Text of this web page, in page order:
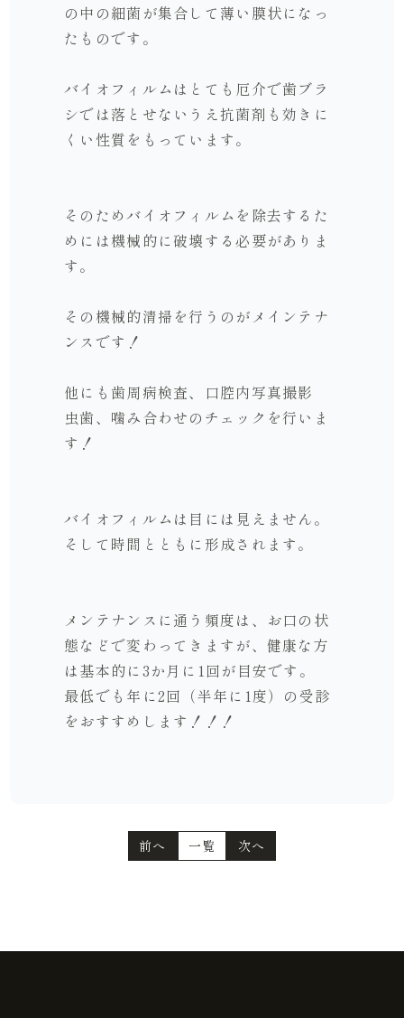
の中の細菌が集合して薄い膜状になっ
たものです。
バイオフィルムはとても厄介で歯ブラ
シでは落とせないうえ抗菌剤も効きに
くい性質をもっています。
そのためバイオフィルムを除去するた
めには機械的に破壊する必要がありま
す。
その機械的清掃を行うのがメインテナ
ンスです！
他にも歯周病検査、口腔内写真撮影
虫歯、噛み合わせのチェックを行いま
す！
バイオフィルムは目には見えません。
そして時間とともに形成されます。
メンテナンスに通う頻度は、お口の状
態などで変わってきますが、健康な方
は基本的に3か月に1回が目安です。
最低でも年に2回（半年に1度）の受診
をおすすめします！！！
前へ 一覧 次へ